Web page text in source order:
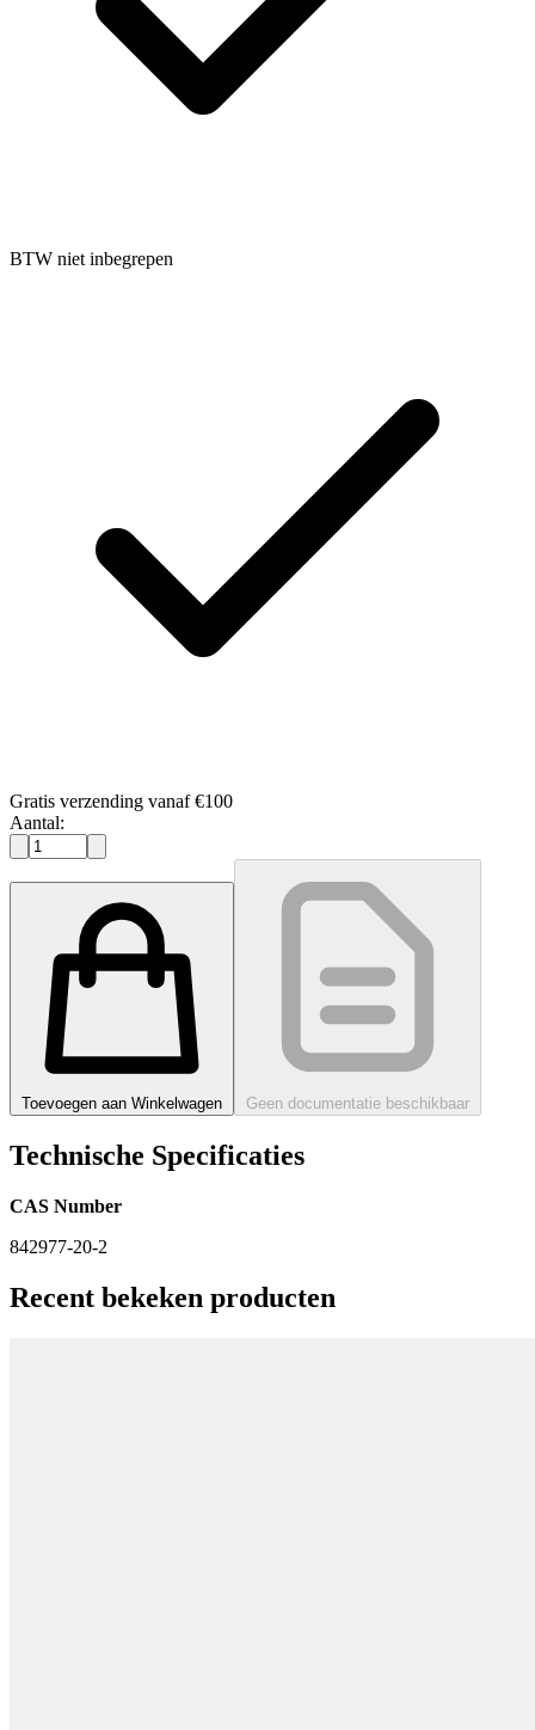
BTW niet inbegrepen
Gratis verzending vanaf €100
Aantal:
Toevoegen aan Winkelwagen Geen documentatie beschikbaar
Technische Specificaties
CAS Number
842977-20-2
Recent bekeken producten